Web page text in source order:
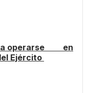
a operarse en
Ejército